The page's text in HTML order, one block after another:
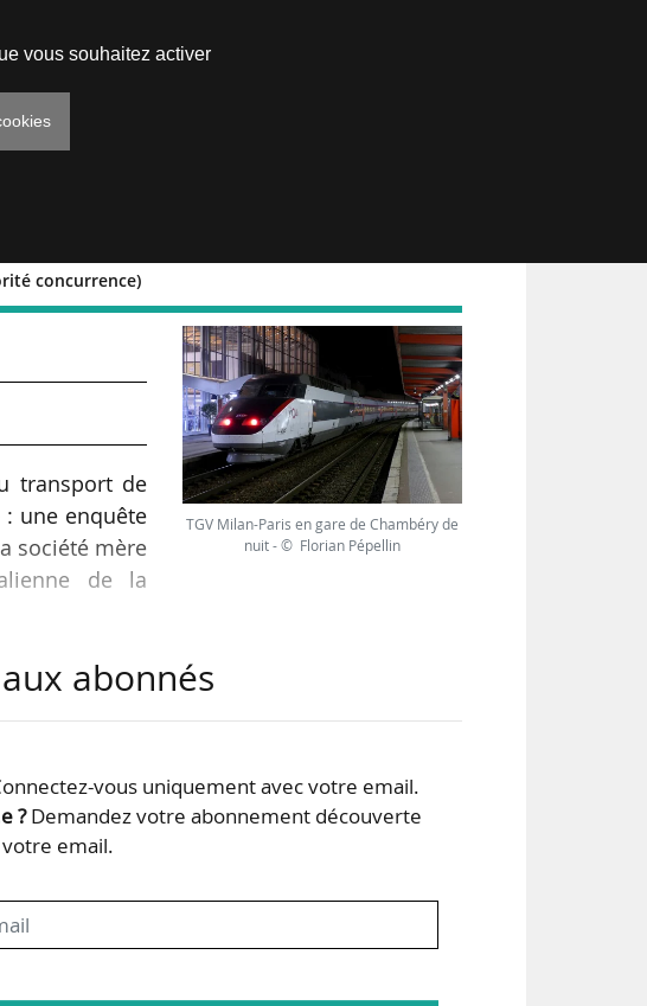
concurrence)
transport de
une enquête
société mère
de la
via sa filiale
italien, Rete
TGV Milan-Paris en gare de Chambéry de
nuit - © Florian Pépellin
abonnés
vous uniquement avec votre email.
?Demandez votre abonnement découverte
email.
vous souhaitez activer